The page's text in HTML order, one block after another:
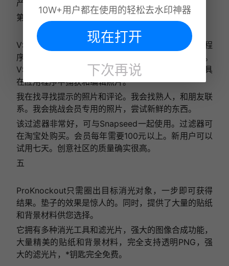
产品的眼光很好。
第四
VSCO以前被称为VSCO Cam。是摄影移动应用程
序。该应用程序在Joel Flory和Greg Lutze中创建。
VSCO应用允许用户使用预先设置的过滤器和编辑工具
在应用程序中捕获和编辑照片。
我在找寻找提示的照片和评论。我会找熟人，和朋友联
系。我会挑战会员专用的照片，尝试新鲜的东西。
该过滤器非常好，可与Snapseed一起使用。过滤器可
在淘宝处购买。会员每年需要100元以上。新用户可以
试用七天。创意社区的质量确实很高。
五
ProKnockout只需圈出目标消光对象，一步即可获得
结果。垫子的效果是惊人的。同时，提供了大量的贴纸
和背景材料供您选择。
它拥有多种消光工具和滤光片，强大的图像合成功能，
大量精美的贴纸和背景材料，完全支持透明PNG，强
大的滤光片，*钥匙完全免费。
10W+用户都在使用的轻松去水印神器
现在打开
下次再说